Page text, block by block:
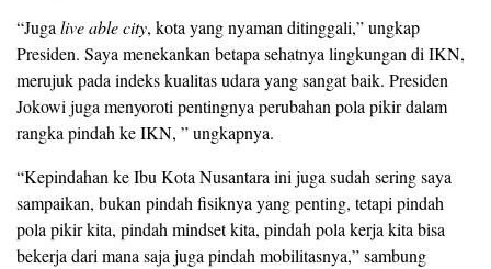
“Jugalive able city, kota yang nyaman ditinggali,” ungkap
Presiden. Saya menekankan betapa sehatnya lingkungan di IKN,
merujuk pada indeks kualitas udara yang sangat baik. Presiden
Jokowi juga menyoroti pentingnya perubahan pola pikir dalam
rangka pindah ke IKN, ” ungkapnya.
“Kepindahan ke Ibu Kota Nusantara ini juga sudah sering saya
sampaikan, bukan pindah fisiknya yang penting, tetapi pindah
pola pikir kita, pindah mindset kita, pindah pola kerja kita bisa
bekerja dari mana saja juga pindah mobilitasnya,” sambung